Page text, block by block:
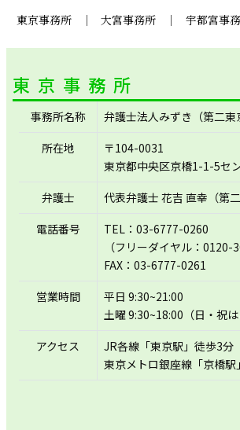
東京事務所
｜ 大宮事務所 ｜ 宇都宮事
東京事務所
事務所名称
弁護士法人みずき（第二東
所在地
〒104-0031
東京都中央区京橋1-1-5セ
弁護士
代表弁護士 花吉 直幸（第
電話番号
TEL：03-6777-0260
（フリーダイヤル：0120-
FAX：03-6777-0261
営業時間
平日 9:30~21:00
土曜 9:30~18:00（日・祝は
アクセス
JR各線「東京駅」徒歩3分
東京メトロ銀座線「京橋